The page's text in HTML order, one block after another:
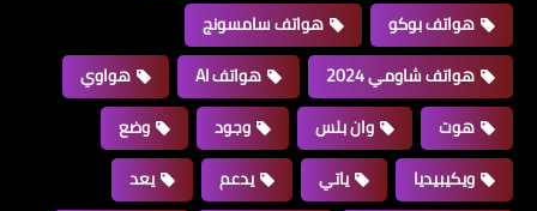
هواتف بوكو
هواتف سامسونج
هواتف شاومي 2024
هواتف AI
هواوي
هوت
وان بلس وجود
وضع
ويكيبيديا
ياتي يدعم
يعد